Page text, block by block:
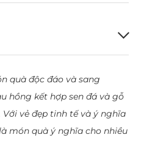
quà độc đáo và sang
hồng kết hợp sen đá và gỗ
vẻ đẹp tinh tế và ý nghĩa
món quà ý nghĩa cho nhiều